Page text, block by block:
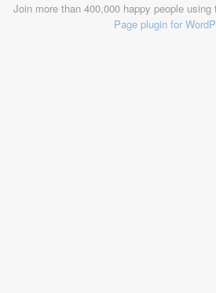
Join more than 400,000 happy people using
Page plugin for